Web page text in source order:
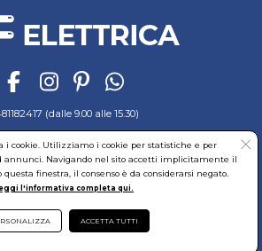
(dalle 9.00 alle 15.30)
Sicurezza Spedizioni Cookies
Garanzia
Recesso Regolamento Richiedi reso
Legale: Via Alcide de Gasperi, 74 - 04011 Aprilia (LT)
Via Alcide de Gasperi, 74 - 04011 Aprilia (LT)
Iscritta al Reg. delle Imprese di Latina REA:LT-171116
i cookie. Utilizziamo i cookie per statistiche e per
annunci. Navigando nel sito accetti implicitamente il
finestra, il consenso è da considerarsi negato.
l'informativa completa qui.
ACCETTA TUTTI